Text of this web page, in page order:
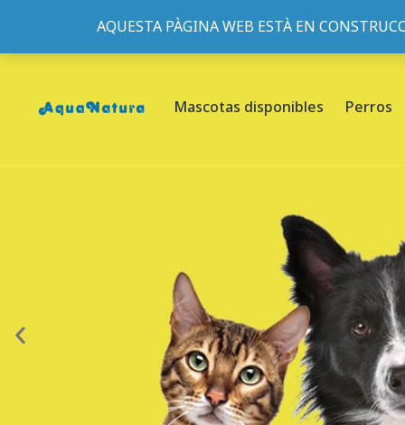
AQUESTA PÀGINA WEB ESTÀ EN
933095977-933152057-933103463- C/ de Roger de
Mascotas disponibles Perros